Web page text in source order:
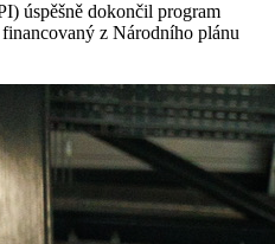
úspěšně dokončil program
z Národního plánu